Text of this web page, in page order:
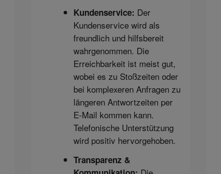
Kundenservice: Der
Kundenservice wird als
freundlich und hilfsbereit
wahrgenommen. Die
Erreichbarkeit ist meist gut,
wobei es zu Stoßzeiten oder
bei komplexeren Anfragen zu
längeren Antwortzeiten per
E-Mail kommen kann.
Telefonische Unterstützung
wird positiv hervorgehoben.
Transparenz &